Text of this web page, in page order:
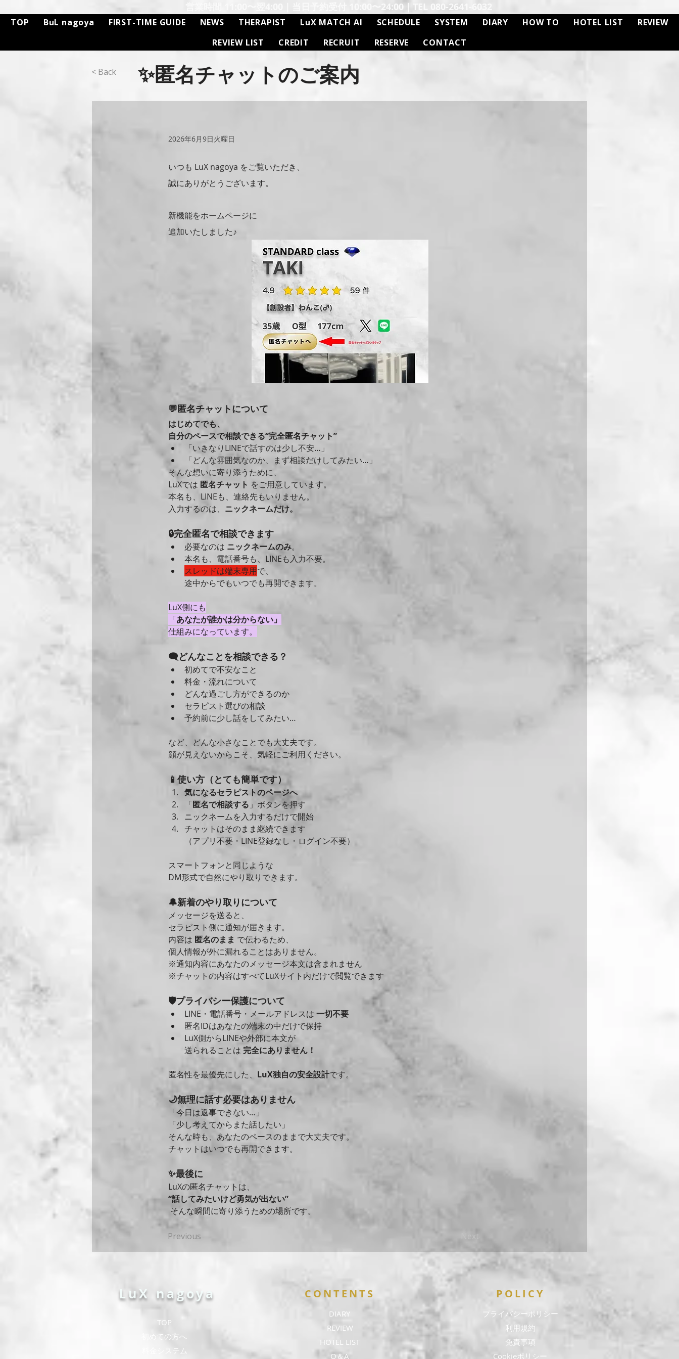
営業時間 11:00〜翌4:00｜当日予約受付 10:00〜24:00｜TEL 080-2641-6032
TOP BuL nagoya FIRST-TIME GUIDE NEWS THERAPIST LuX MATCH AI SCHEDULE SYSTEM DIARY HOW TO HOTEL LIST
REVIEW
REVIEW LIST
CREDIT RECRUIT RESERVE CONTACT
< Back ✨匿名チャットのご案内
2026年6月9日火曜日
いつも LuX nagoya をご覧いただき、
誠にありがとうございます。
新機能をホームページに
追加いたしました♪
💬匿名チャットについて
はじめてでも、
自分のペースで相談できる“完全匿名チャット”
「いきなりLINEで話すのは少し不安…」
「どんな雰囲気なのか、まず相談だけしてみたい…」
そんな想いに寄り添うために、
LuXでは 匿名チャット をご用意しています。
本名も、LINEも、連絡先もいりません。
入力するのは、 ニックネームだけ。
🔒完全匿名で相談できます
必要なのは ニックネームのみ。
本名も、電話番号も、LINEも入力不要。
スレッドは端末専用で、
途中からでもいつでも再開できます。
LuX側にも
「あなたが誰かは分からない」
仕組みになっています。
🗨どんなことを相談できる？
初めてで不安なこと
料金・流れについて
どんな過ごし方ができるのか
セラピスト選びの相談
予約前に少し話をしてみたい…
など、どんな小さなことでも大丈夫です。
顔が見えないからこそ、気軽にご利用ください。
📱使い方（とても簡単です）
気になるセラピストのページへ
「匿名で相談する 」ボタンを押す
ニックネームを入力するだけで開始
チャットはそのまま継続できます
（アプリ不要・LINE登録なし・ログイン不要）
スマートフォンと同じような
DM形式で自然にやり取りできます。
🔔新着のやり取りについて
メッセージを送ると、
セラピスト側に通知が届きます。
内容は 匿名のまま で伝わるため、
個人情報が外に漏れることはありません。
※通知内容にあなたのメッセージ本文は含まれません
※チャットの内容はすべてLuXサイト内だけで閲覧できます
🛡️プライバシー保護について
LINE・電話番号・メールアドレスは 一切不要
匿名IDはあなたの端末の中だけで保持
LuX側からLINEや外部に本文が
送られることは 完全にありません！
匿名性を最優先にした、 LuX独自の安全設計です。
🌙無理に話す必要はありません
「今日は返事できない…」
「少し考えてからまた話したい」
そんな時も、あなたのペースのままで大丈夫です。
チャットはいつでも再開できます。
✨最後に
LuXの匿名チャットは、
“話してみたいけど勇気が出ない”
そんな瞬間に寄り添うための場所です。
Previous Next
LuX nagoya
TOP
​初めての方へ
​料金システム
CONTENTS
DIARY
REVIEW
HOTEL LIST
Q＆A
POLICY
​プライバシーポリシー
利用規約
免責事項
Cookieポリシー